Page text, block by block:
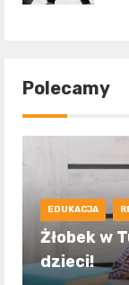
Polecamy
EDUKACJA
Żłobek w
dzieci!